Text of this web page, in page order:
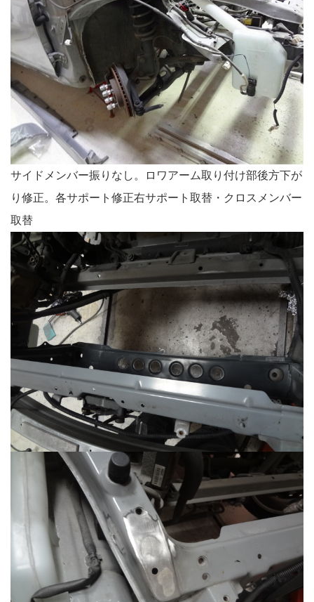
サイドメンバー振りなし。ロワアーム取り付け部後方下が
り修正。各サポート修正右サポート取替・クロスメンバー
取替